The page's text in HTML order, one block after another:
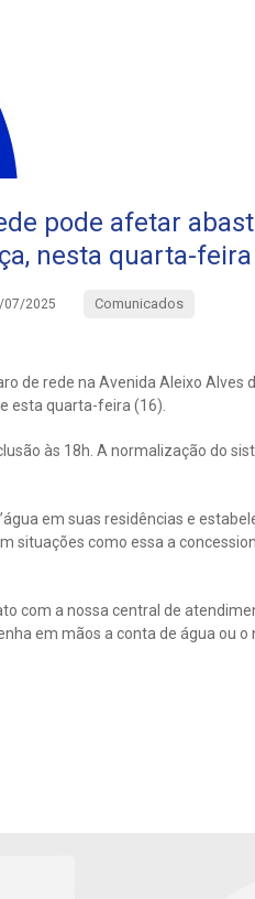
pode afetar
nesta quarta-
07/2025 Comunicados
de rede na Avenida Aleixo
esta quarta-feira (16).
às 18h. A normalização do
em suas residências e
situações como essa a
com a nossa central de
em mãos a conta de água ou o